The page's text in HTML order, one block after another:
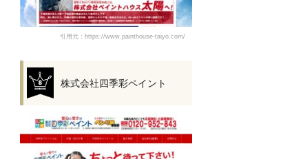
引用元：https://www.painthouse-taiyo.com/
株式会社四季彩ペイント